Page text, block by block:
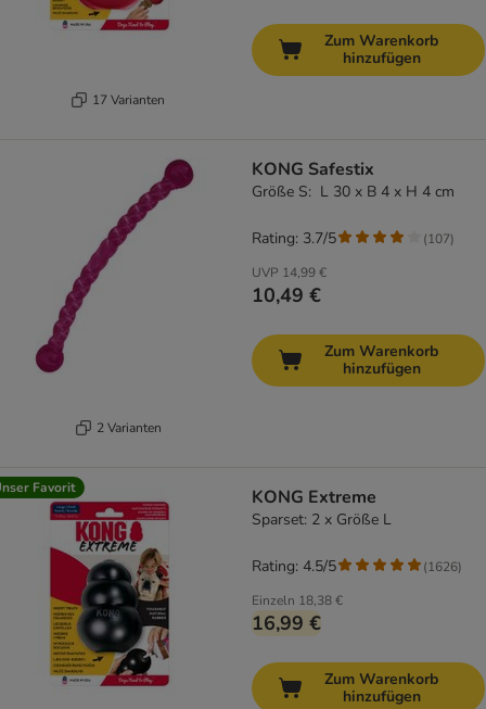
17 Varianten
Zum Warenkorb
hinzufügen
2 Varianten
KONG Safestix
Größe S: L 30 x B 4 x H 4 cm
UVP 14,99 €
10,49 €
Rating: 3.7/5 (107)
Zum Warenkorb
hinzufügen
Favorit KONG Extreme
Sparset: 2 x Größe L
Einzeln 18,38 €
16,99 €
Rating: 4.5/5 (1626)
Zum Warenkorb
hinzufügen